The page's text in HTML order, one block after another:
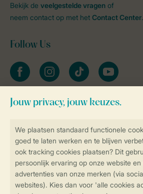
Veilig en snel online boeken
Veilige gegevensoverdracht
Veilige betaling
Bekijk de veelgestelde vragen of
neem contact op met het Contact Center.
Follow Us
facebookinstagramtiktok youtube
Blijf op de hoogte